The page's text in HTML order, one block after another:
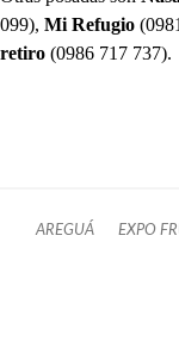
099), Mi Refugio
retiro (0986 717 737).
AREGUÁ EXPO